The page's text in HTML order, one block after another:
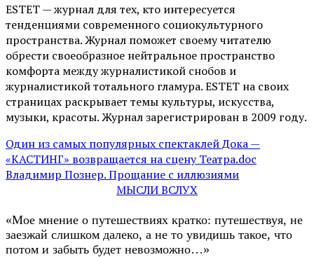
ESTET — журнал для тех, кто интересуeтся
тенденциями современного социокультурного
пространства. Журнал поможет своему читателю
обрести своеобразное нейтральное пространство
комфорта между журналистикой снобов и
журналистикой тотального гламура. ESTET на своих
страницах раскрывает темы культуры, искусства,
музыки, красоты. Журнал зарегистрирован в 2009 году.
Один из самых популярных спектаклей Дока —
«КАСТИНГ» возвращается на сцену Театра.doc
Владимир Познер. Прощание с иллюзиями
МЫСЛИ ВСЛУХ
«Мое мнение о путешествиях кратко: путешествуя, не
заезжай слишком далеко, а не то увидишь такое, что
потом и забыть будет невозможно…»